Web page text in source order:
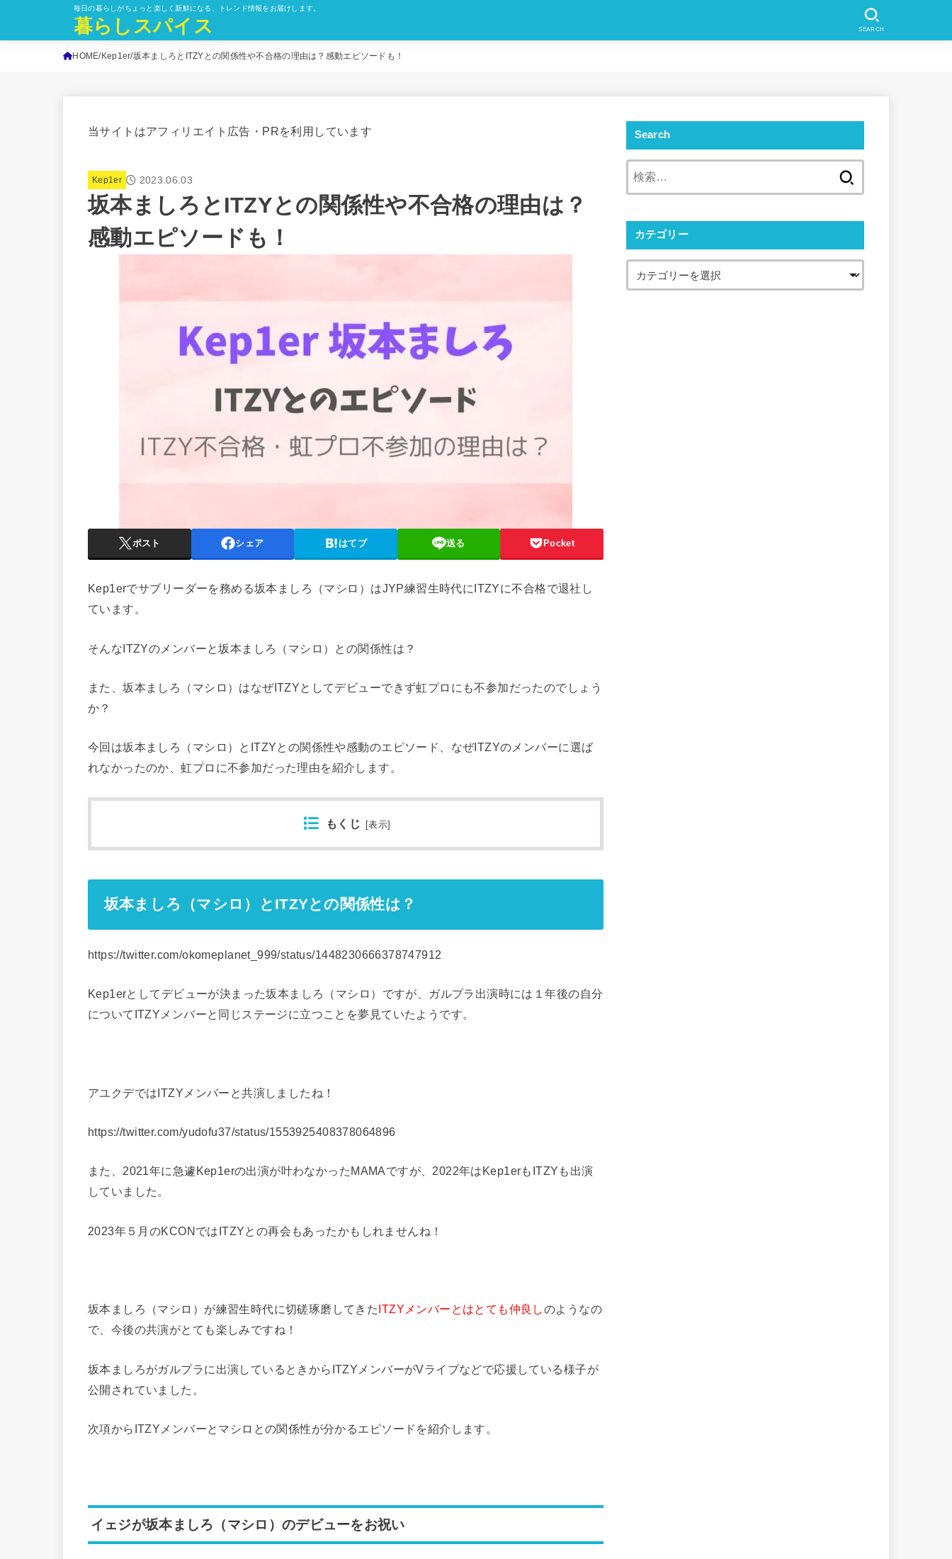
毎日の暮らしがちょっと楽しく新鮮になる、トレンド情報をお届けします。
暮らしスパイス SEARCH
HOME Kep1er 坂本ましろとITZYとの関係性や不合格の理由は？感動エピソードも！
当サイトはアフィリエイト広告・PRを利用しています
Kep1er 2023.06.03
坂本ましろとITZYとの関係性や不合格の理由は？
感動エピソードも！
ポスト シェア はてブ 送る Pocket
Kep1erでサブリーダーを務める坂本ましろ（マシロ）はJYP練習生時代にITZYに不合格で退社し
ています。
そんなITZYのメンバーと坂本ましろ（マシロ）との関係性は？
また、坂本ましろ（マシロ）はなぜITZYとしてデビューできず虹プロにも不参加だったのでしょう
か？
今回は坂本ましろ（マシロ） とITZYとの関係性や感動のエピソード、なぜITZYのメンバーに選ば
れなかったのか、虹プロに不参加だった理由を紹介します。
もくじ [表示]
坂本ましろ（マシロ）とITZYとの関係性は？
https://twitter.com/okomeplanet_999/status/1448230666378747912
Kep1erとしてデビューが決まった坂本ましろ（マシロ）ですが、ガルプラ出演時には１年後の自分
についてITZYメンバーと同じステージに立つことを夢見ていたようです。
アユクデではITZYメンバーと共演しましたね！
https://twitter.com/yudofu37/status/1553925408378064896
また、2021年に急遽Kep1erの出演が叶わなかったMAMAですが、2022年はKep1erもITZYも出演
していました。
2023年５月のKCONではITZYとの再会もあったかもしれませんね！
坂本ましろ（マシロ）が練習生時代に切磋琢磨してきた ITZYメンバーとはとても仲良しのようなの
で、今後の共演がとても楽しみですね！
坂本ましろがガルプラに出演しているときからITZYメンバーがVライブなどで応援している様子が
公開されていました。
次項からITZYメンバーとマシロとの関係性が分かるエピソードを紹介します。
イェジが坂本ましろ（マシロ）のデビューをお祝い
Search
カテゴリー